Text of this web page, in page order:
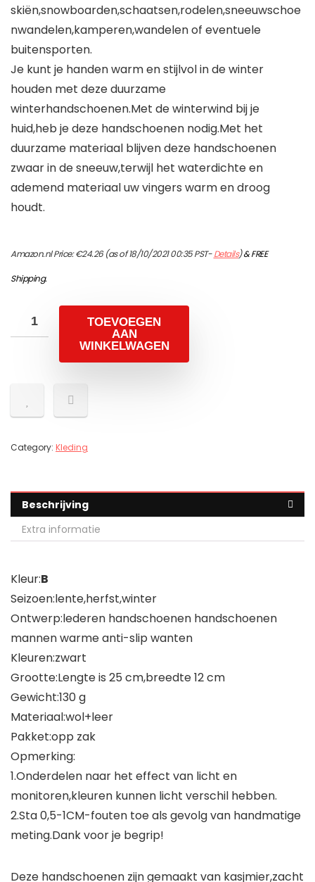
skiën,snowboarden,schaatsen,rodelen,sneeuwschoe
nwandelen,kamperen,wandelen of eventuele
buitensporten.
Je kunt je handen warm en stijlvol in de winter
houden met deze duurzame
winterhandschoenen.Met de winterwind bij je
huid,heb je deze handschoenen nodig.Met het
duurzame materiaal blijven deze handschoenen
zwaar in de sneeuw,terwijl het waterdichte en
ademend materiaal uw vingers warm en droog
houdt.
Amazon.nl Price:€24.26(as of 18/10/2021 00:35 PST-Details)&FREE
Shipping.
TOEVOEGEN
AAN
WINKELWAGEN
Category: Kleding
Beschrijving
Extra informatie
Kleur:B
Seizoen:lente,herfst,winter
Ontwerp:lederen handschoenen handschoenen
mannen warme anti-slip wanten
Kleuren:zwart
Grootte:Lengte is 25 cm,breedte 12 cm
Gewicht:130 g
Materiaal:wol+leer
Pakket:opp zak
Opmerking:
1.Onderdelen naar het effect van licht en
monitoren,kleuren kunnen licht verschil hebben.
2.Sta 0,5-1CM-fouten toe als gevolg van handmatige
meting.Dank voor je begrip!
Deze handschoenen zijn gemaakt van kasjmier,zacht